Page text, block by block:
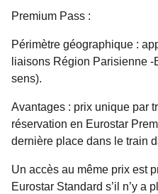
Premium Pass :
Périmètre géographique :
liaisons Région Parisienne
sens).
Avantages : prix unique par
réservation en Eurostar
dernière place dans le train
Un accès au même prix est
Eurostar Standard s’il n’y a